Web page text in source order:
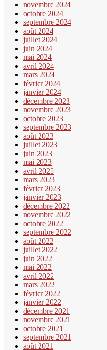
novembre 2024
octobre 2024
septembre 2024
août 2024
juillet 2024
juin 2024
mai 2024
avril 2024
mars 2024
février 2024
janvier 2024
décembre 2023
novembre 2023
octobre 2023
septembre 2023
août 2023
juillet 2023
juin 2023
mai 2023
avril 2023
mars 2023
février 2023
janvier 2023
décembre 2022
novembre 2022
octobre 2022
septembre 2022
août 2022
juillet 2022
juin 2022
mai 2022
avril 2022
mars 2022
février 2022
janvier 2022
décembre 2021
novembre 2021
octobre 2021
septembre 2021
août 2021